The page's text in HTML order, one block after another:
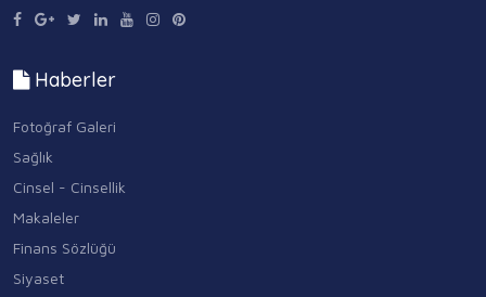
Haberler
Fotoğraf Galeri
Sağlık
Cinsel - Cinsellik
Makaleler
Finans Sözlüğü
Siyaset